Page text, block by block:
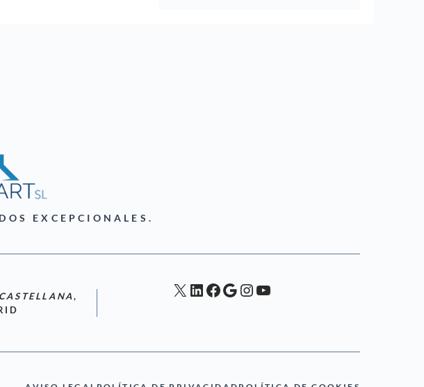
EXCEPCIONALES.
,
X LinkedIn
Facebook
Google
Instagram
YouTube